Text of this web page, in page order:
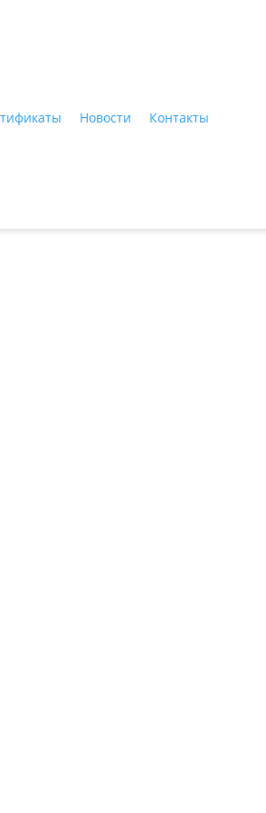
Новости Контакты